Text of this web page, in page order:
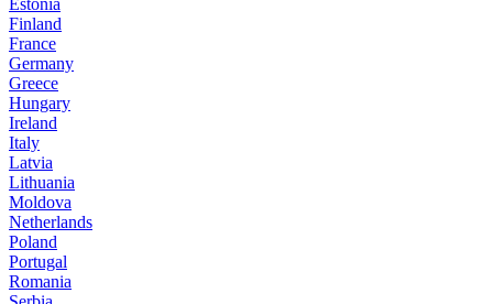
Estonia
Finland
France
Germany
Greece
Hungary
Ireland
Italy
Latvia
Lithuania
Moldova
Netherlands
Poland
Portugal
Romania